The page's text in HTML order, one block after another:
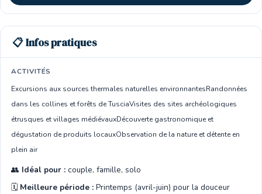
📋 Infos pratiques
ACTIVITÉS
Excursions aux sources thermales naturelles environnantesRandonnées
dans les collines et forêts de TusciaVisites des sites archéologiques
étrusques et villages médiévauxDécouverte gastronomique et
dégustation de produits locauxObservation de la nature et détente en
plein air
👥 Idéal pour : couple, famille, solo
🗓️ Meilleure période : Printemps (avril-juin) pour la douceur